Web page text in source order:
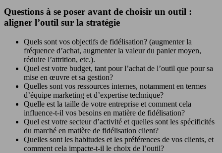
Questions à se poser avant de choisir un outil :
aligner l’outil sur la stratégie
Quels sont vos objectifs de fidélisation? (augmenter la
fréquence d’achat, augmenter la valeur du panier moyen,
réduire l’attrition, etc.).
Quel est votre budget, tant pour l’achat de l’outil que pour sa
mise en œuvre et sa gestion?
Quelles sont vos ressources internes, notamment en termes
d’équipe marketing et d’expertise technique?
Quelle est la taille de votre entreprise et comment cela
influence-t-il vos besoins en matière de fidélisation?
Quel est votre secteur d’activité et quelles sont les spécificités
du marché en matière de fidélisation client?
Quelles sont les habitudes et les préférences de vos clients, et
comment cela impacte-t-il le choix de l’outil?